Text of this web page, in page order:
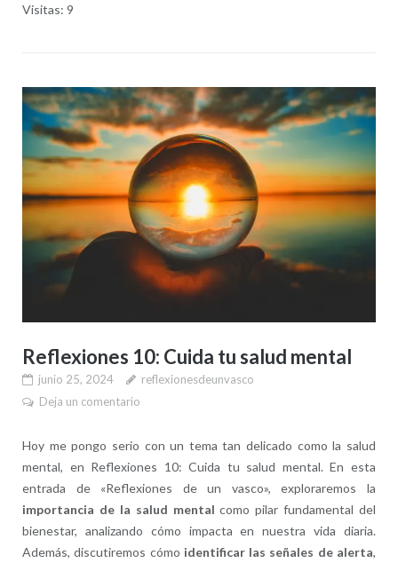
Visitas: 9
Reflexiones 10: Cuida tu salud mental
junio 25, 2024
reflexionesdeunvasco
Deja un comentario
Hoy me pongo serio con un tema tan delicado como la salud
mental, en Reflexiones 10: Cuida tu salud mental. En esta
entrada de «Reflexiones de un vasco», exploraremos la
importancia de la salud mental como pilar fundamental del
bienestar, analizando cómo impacta en nuestra vida diaria.
Además, discutiremos cómo identificar las señales de alerta,